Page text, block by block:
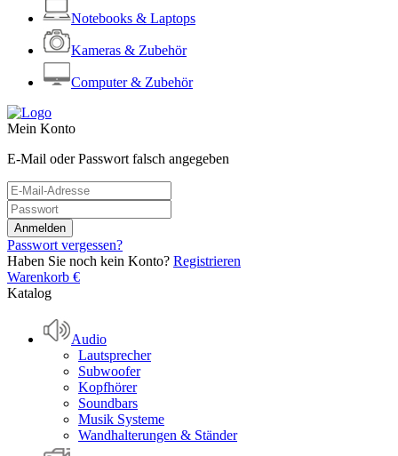
Notebooks & Laptops
Kameras & Zubehör
Computer & Zubehör
Mein Konto
E-Mail oder Passwort falsch angegeben
Passwort vergessen?
Haben Sie noch kein Konto? Registrieren
Warenkorb €
Katalog
Audio
Lautsprecher
Subwoofer
Kopfhörer
Soundbars
Musik Systeme
Wandhalterungen & Ständer